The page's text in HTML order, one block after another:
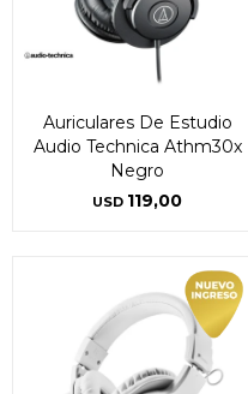
Auriculares De Estudio
Audio Technica Athm30x
Negro
USD 119,00